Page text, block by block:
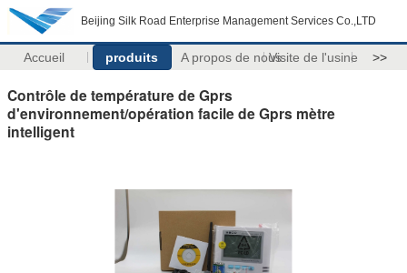
Beijing Silk Road Enterprise Management Services Co.,LTD
Accueil produits A propos de nousVisite de l'usine >>
Contrôle de température de Gprs
d'environnement/opération facile de Gprs mètre
intelligent